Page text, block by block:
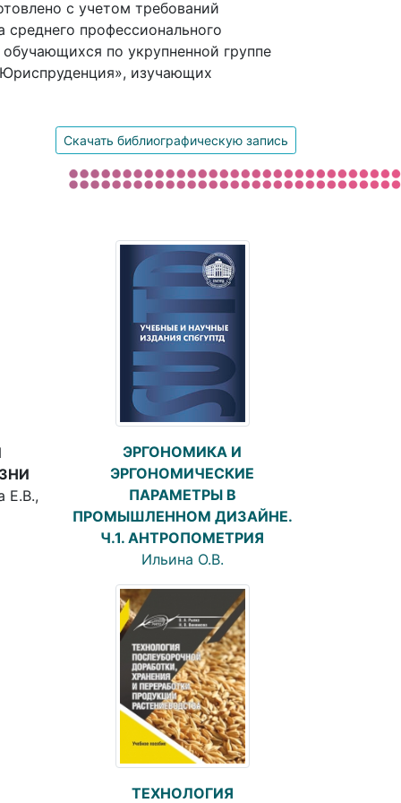
с учетом требований
среднего профессионального
по укрупненной группе
изучающих
Скачать библиографическую запись
Е.В.,
ЭРГОНОМИКА И
ЭРГОНОМИЧЕСКИЕ
ПАРАМЕТРЫ В
ПРОМЫШЛЕННОМ ДИЗАЙНЕ.
Ч.1. АНТРОПОМЕТРИЯ
Ильина О.В.
ТЕХНОЛОГИЯ